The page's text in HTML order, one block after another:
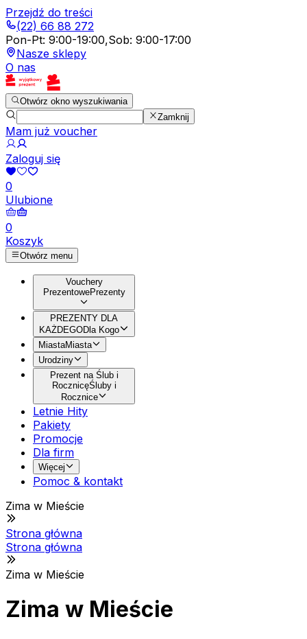
Przejdź do treści
(22) 66 88 272
Pon-Pt: 9:00-19:00,Sob: 9:00-17:00
Nasze sklepy
O nas
Otwórz okno wyszukiwania
Zamknij
Mam już voucher
Zaloguj się
0
Ulubione
0
Koszyk
Otwórz menu
Vouchery
PrezentowePrezenty
PREZENTY DLA
KAŻDEGODla Kogo
MiastaMiasta
Urodziny
Prezent na Ślub i
RocznicęŚluby i
Rocznice
Letnie Hity
Pakiety
Promocje
Dla firm
Więcej
Pomoc & kontakt
Zima w Mieście
Strona główna
Strona główna
Zima w Mieście
Zima w Mieście